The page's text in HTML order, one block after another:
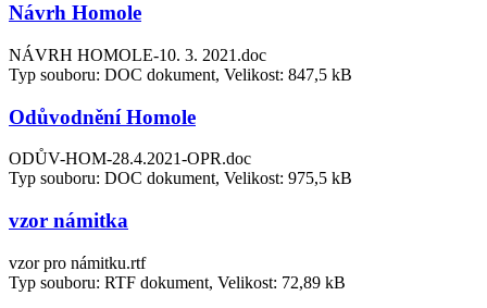
Návrh Homole
NÁVRH HOMOLE-10. 3. 2021.doc
Typ souboru: DOC dokument, Velikost: 847,5 kB
Odůvodnění Homole
ODŮV-HOM-28.4.2021-OPR.doc
Typ souboru: DOC dokument, Velikost: 975,5 kB
vzor námitka
vzor pro námitku.rtf
Typ souboru: RTF dokument, Velikost: 72,89 kB